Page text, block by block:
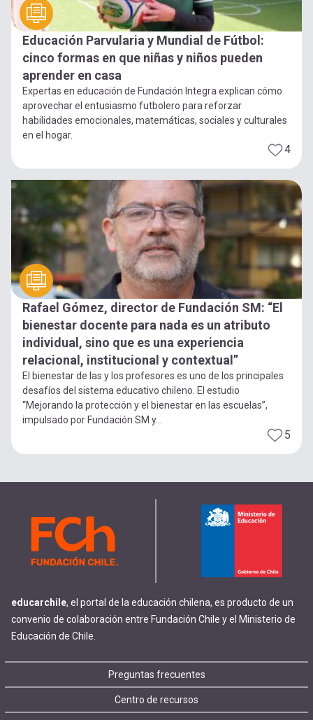
Educación Parvularia y Mundial de Fútbol:
cinco formas en que niñas y niños pueden
aprender en casa
Expertas en educación de Fundación Integra explican cómo
aprovechar el entusiasmo futbolero para reforzar
habilidades emocionales, matemáticas, sociales y culturales
en el hogar.
4
Rafael Gómez, director de Fundación SM: “El
bienestar docente para nada es un atributo
individual, sino que es una experiencia
relacional, institucional y contextual”
El bienestar de las y los profesores es uno de los principales
desafíos del sistema educativo chileno. El estudio
“Mejorando la protección y el bienestar en las escuelas”,
impulsado por Fundación SM y...
5
educarchile, el portal de la educación chilena, es producto de un
convenio de colaboración entre Fundación Chile y el Ministerio de
Educación de Chile.
Footer
Preguntas frecuentes
Centro de recursos